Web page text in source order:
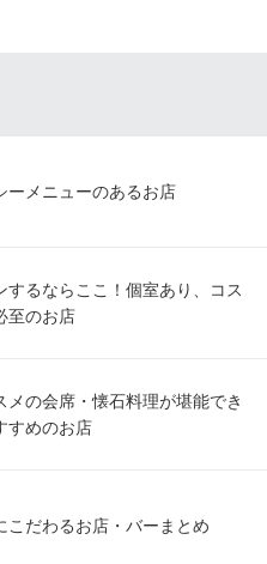
ーメニューのあるお店
するならここ！個室あり、コス
至のお店
メの会席・懐石料理が堪能でき
すめのお店
こだわるお店・バーまとめ